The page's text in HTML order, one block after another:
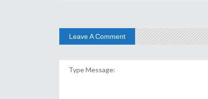
Leave A Comment